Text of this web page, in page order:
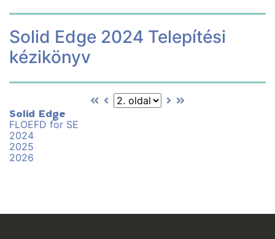
Solid Edge 2024 Telepítési
kézikönyv
Solid Edge
FLOEFD for SE
2024
2025
2026